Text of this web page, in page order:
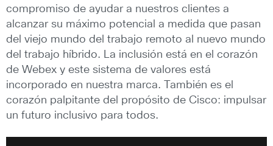
compromiso de ayudar a nuestros clientes a
alcanzar su máximo potencial a medida que pasan
del viejo mundo del trabajo remoto al nuevo mundo
del trabajo híbrido. La inclusión está en el corazón
de Webex y este sistema de valores está
incorporado en nuestra marca. También es el
corazón palpitante del propósito de Cisco: impulsar
un futuro inclusivo para todos.